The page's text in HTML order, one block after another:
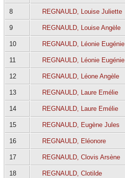
8 REGNAULD, Louise Juliette
9 REGNAULD, Louise Angèle
10 REGNAULD, Léonie Eugénie
11 REGNAULD, Léonie Eugénie
12 REGNAULD, Léone Angèle
13 REGNAULD, Laure Emélie
14 REGNAULD, Laure Emélie
15 REGNAULD, Eugène Jules
16 REGNAULD, Eléonore
17 REGNAULD, Clovis Arsène
18 REGNAULD, Clotilde